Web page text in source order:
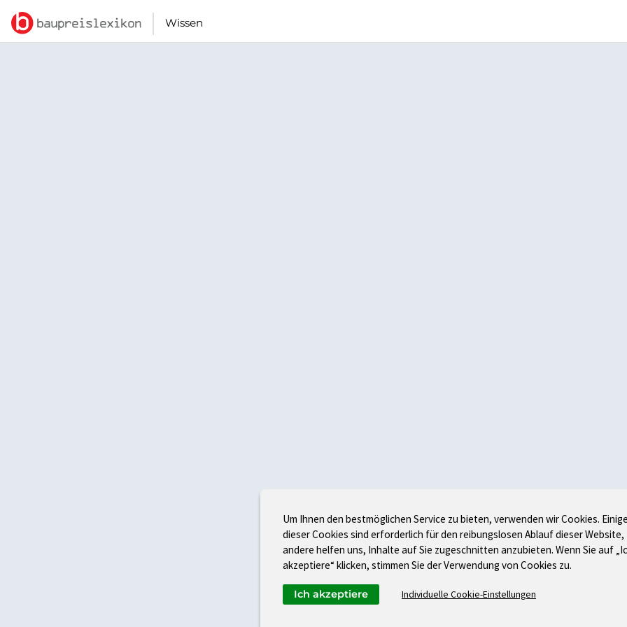
Wissen
Um Ihnen den bestmöglichen Service zu bieten, verwenden wir Cookies.
dieser Cookies sind erforderlich für den reibungslosen Ablauf dieser Website,
andere helfen uns, Inhalte auf Sie zugeschnitten anzubieten. Wenn Sie auf
akzeptiere“ klicken, stimmen Sie der Verwendung von Cookies zu.
Individuelle Cookie-Einstellungen
Ich akzeptiere